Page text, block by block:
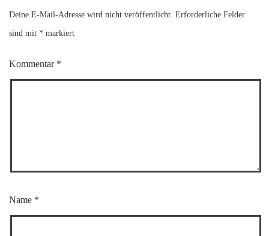
Deine E-Mail-Adresse wird nicht veröffentlicht. Erforderliche Felder
sind mit * markiert
Kommentar *
Name *